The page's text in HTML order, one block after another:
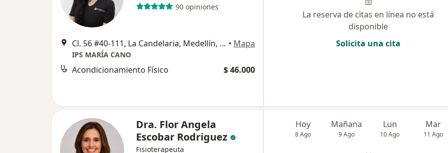
90 opiniones
Cl. 56 #40-111, La Candelaria, Medellín, Medellín • Mapa
IPS MARÍA CANO
Acondicionamiento Físico $ 46.000
La reserva de citas en línea no está
disponible
Solicita una cita
Dra. Flor Angela
Escobar Rodriguez
Fisioterapeuta
Hoy
8 Ago
Mañana
9 Ago
Lun
10 Ago
Mar
11 Ago